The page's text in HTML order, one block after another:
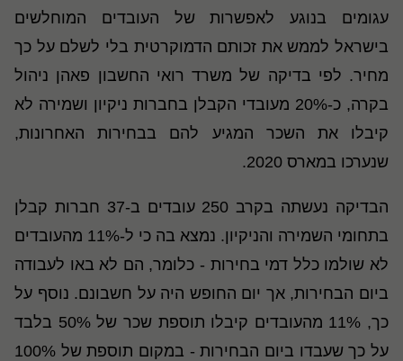
עגומים בנוגע לאפשרות של העובדים המוחלשים
בישראל לממש את זכותם הדמוקרטית בלי לשלם על כך
מחיר. לפי בדיקה של משרד רואי החשבון פאהן ניהול
בקרה, כ-20% מעובדי הקבלן בחברות ניקיון ושמירה לא
קיבלו את השכר המגיע להם בבחירות האחרונות,
שנערכו במארס 2020.
הבדיקה נעשתה בקרב 250 עובדים ב-37 חברות קבלן
בתחומי השמירה והניקיון. נמצא בה כי ל-11% מהעובדים
לא שולמו כלל דמי בחירות - כלומר, הם לא באו לעבודה
ביום הבחירות, אך יום החופש היה על חשבונם. נוסף על
כך, 11% מהעובדים קיבלו תוספת שכר של 50% בלבד
על כך שעבדו ביום הבחירות - במקום תוספת של 100%